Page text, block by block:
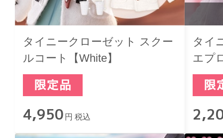
タイニークローゼット スクー
ルコート【White】
4,950 円 税込
タイ
エプ